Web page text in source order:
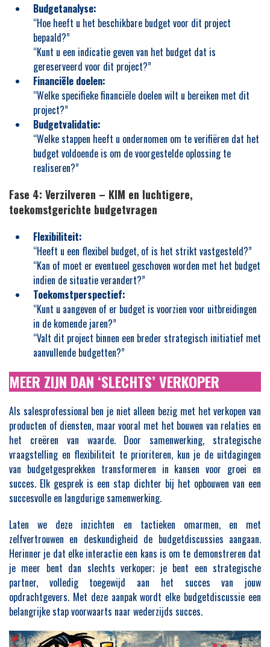
Budgetanalyse:
“Hoe heeft u het beschikbare budget voor dit project
bepaald?”
“Kunt u een indicatie geven van het budget dat is
gereserveerd voor dit project?”
Financiële doelen:
“Welke specifieke financiële doelen wilt u bereiken met dit
project?”
Budgetvalidatie:
“Welke stappen heeft u ondernomen om te verifiëren dat het
budget voldoende is om de voorgestelde oplossing te
realiseren?”
Fase 4: Verzilveren – KIM en luchtigere,
toekomstgerichte budgetvragen
Flexibiliteit:
“Heeft u een flexibel budget, of is het strikt vastgesteld?”
“Kan of moet er eventueel geschoven worden met het budget
indien de situatie verandert?”
Toekomstperspectief:
“Kunt u aangeven of er budget is voorzien voor uitbreidingen
in de komende jaren?”
“Valt dit project binnen een breder strategisch initiatief met
aanvullende budgetten?”
MEER ZIJN DAN ‘SLECHTS’ VERKOPER
Als salesprofessional ben je niet alleen bezig met het verkopen van
producten of diensten, maar vooral met het bouwen van relaties en
het creëren van waarde. Door samenwerking, strategische
vraagstelling en flexibiliteit te prioriteren, kun je de uitdagingen
van budgetgesprekken transformeren in kansen voor groei en
succes. Elk gesprek is een stap dichter bij het opbouwen van een
succesvolle en langdurige samenwerking.
Laten we deze inzichten en tactieken omarmen, en met
zelfvertrouwen en deskundigheid de budgetdiscussies aangaan.
Herinner je dat elke interactie een kans is om te demonstreren dat
je meer bent dan slechts verkoper; je bent een strategische
partner, volledig toegewijd aan het succes van jouw
opdrachtgevers. Met deze aanpak wordt elke budgetdiscussie een
belangrijke stap voorwaarts naar wederzijds succes.